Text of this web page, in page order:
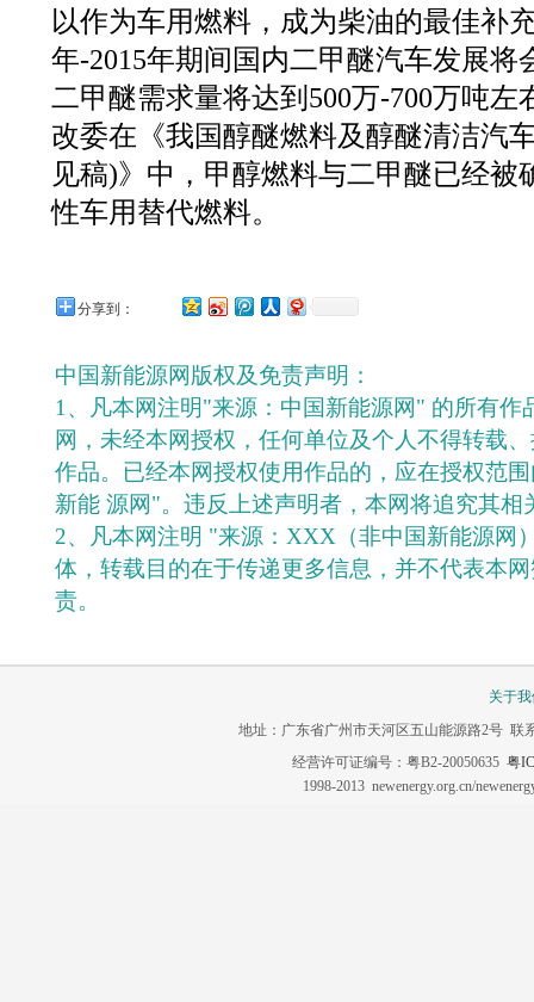
以作为车用燃料，成为柴油的最佳补
年-2015年期间国内二甲醚汽车发展将
二甲醚需求量将达到500万-700万吨
改委在《我国醇醚燃料及醇醚清洁汽
见稿)》中，甲醇燃料与二甲醚已经被
性车用替代燃料。
分享到：
中国新能源网版权及免责声明：
1、凡本网注明"来源：中国新能源网" 的所有作
网，未经本网授权，任何单位及个人不得转载
作品。已经本网授权使用作品的，应在授权范
新能 源网"。违反上述声明者，本网将追究其相
2、凡本网注明 "来源：XXX（非中国新能源网
体，转载目的在于传递更多信息，并不代表本
责。
关于
地址：广东省广州市天河区五山能源路2号 联
经营许可证编号：粤B2-20050635 粤
1998-2013 newenergy.org.cn/